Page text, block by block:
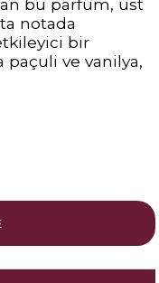
bu parfüm, üst
notada
bir
paçuli ve vanilya,